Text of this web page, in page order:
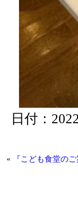
日付：
« 『こども食堂の